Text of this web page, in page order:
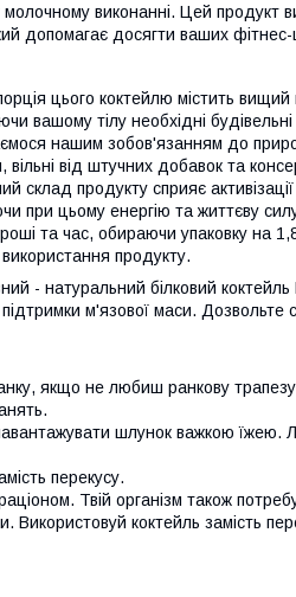
молочному виконанні. Цей
допомагає досягти ваших
цього коктейлю містить вищий
вашому тілу необхідні будівельні
нашим зобов'язанням до
вільні від штучних добавок та
склад продукту сприяє
при цьому енергію та життєву
та час, обираючи упаковку на
продукту.
- натуральний білковий
м'язової маси. Дозвольте
якщо не любиш ранкову
шлунок важкою їжею.
перекусу.
Твій організм також
Використовуй коктейль замість